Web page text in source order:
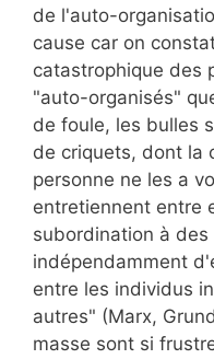
de l'auto-
cause car on
catastrophique des
"auto-organisés"
de foule, les bulles
de criquets, dont la
personne ne les a
entretiennent entre
subordination à
indépendamment
entre les individus
autres" (Marx,
masse sont si